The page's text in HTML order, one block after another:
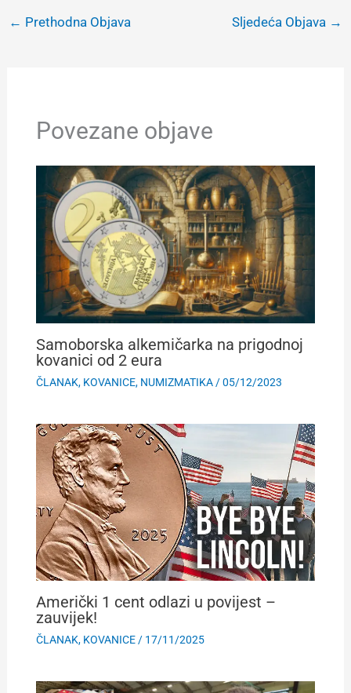
← Prethodna Objava Sljedeća Objava →
Povezane objave
Samoborska alkemičarka na prigodnoj
kovanici od 2 eura
ČLANAK, KOVANICE, NUMIZMATIKA/05/12/2023
Američki 1 cent odlazi u povijest –
zauvijek!
ČLANAK, KOVANICE/ 17/11/2025